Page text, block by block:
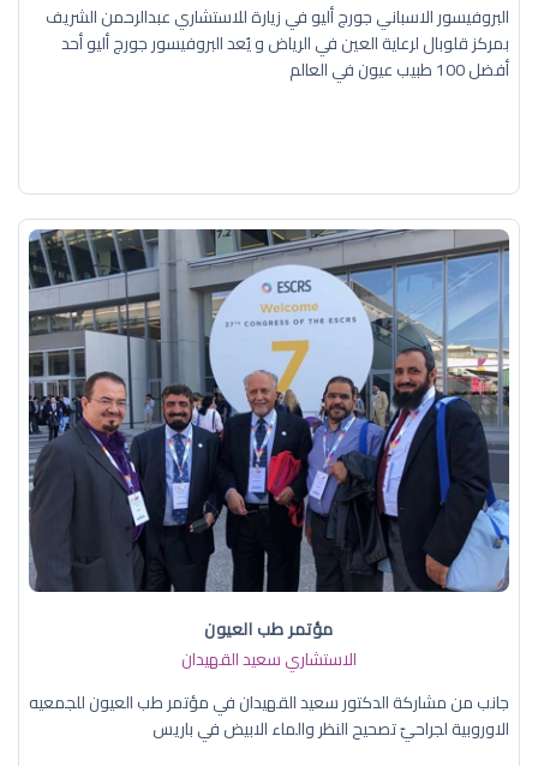
البروفيسور الاسباني جورج أليو في زيارة للاستشاري عبدالرحمن الشريف
بمركز قلوبال لرعاية العين في الرياض و يُعد البروفيسور جورج أليو أحد
أفضل 100 طبيب عيون في العالم
مؤتمر طب العيون
الاستشاري سعيد القهيدان
جانب من مشاركة الدكتور سعيد القهيدان في مؤتمر طب العيون للجمعيه
الاوروبية لجراحيّ تصحيح النظر والماء الابيض في باريس